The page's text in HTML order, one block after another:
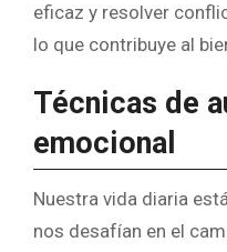
eficaz y resolver
lo que contribuye al
Técnicas de
emocional
Nuestra vida diaria
nos desafían en el